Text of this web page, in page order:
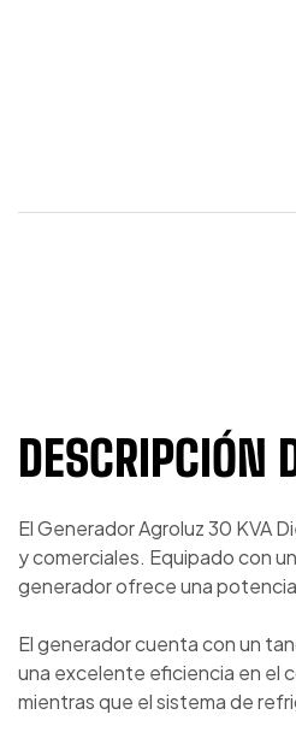
DESCRIPCIÓN
El Generador Agroluz 30 KVA
y comerciales. Equipado con
generador ofrece una
El generador cuenta con un
una excelente eficiencia en el
mientras que el sistema de